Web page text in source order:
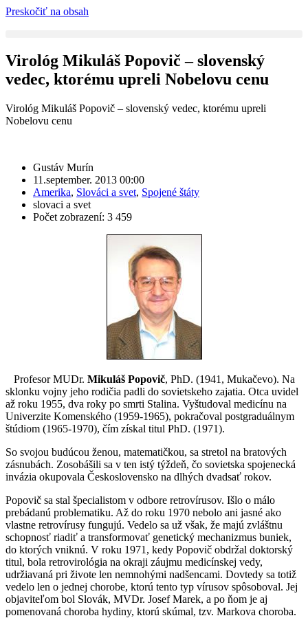
Preskočiť na obsah
Virológ Mikuláš Popovič – slovenský
vedec, ktorému upreli Nobelovu cenu
Virológ Mikuláš Popovič – slovenský vedec, ktorému upreli
Nobelovu cenu
Gustáv Murín
11.september. 2013 00:00
Amerika, Slováci a svet, Spojené štáty
slovaci a svet
Počet zobrazení: 3 459
Profesor MUDr. Mikuláš Popovič, PhD. (1941, Mukačevo). Na
sklonku vojny jeho rodičia padli do sovietskeho zajatia. Otca uvidel
až roku 1955, dva roky po smrti Stalina. Vyštudoval medicínu na
Univerzite Komenského (1959-1965), pokračoval postgraduálnym
štúdiom (1965-1970), čím získal titul PhD. (1971).
So svojou budúcou ženou, matematičkou, sa stretol na bratových
zásnubách. Zosobášili sa v ten istý týždeň, čo sovietska spojenecká
invázia okupovala Československo na dlhých dvadsať rokov.
Popovič sa stal špecialistom v odbore retrovírusov. Išlo o málo
prebádanú problematiku. Až do roku 1970 nebolo ani jasné ako
vlastne retrovírusy fungujú. Vedelo sa už však, že majú zvláštnu
schopnosť riadiť a transformovať genetický mechanizmus buniek,
do ktorých vniknú. V roku 1971, kedy Popovič obdržal doktorský
titul, bola retrovirológia na okraji záujmu medicínskej vedy,
udržiavaná pri živote len nemnohými nadšencami. Dovtedy sa totiž
vedelo len o jednej chorobe, ktorú tento typ vírusov spôsoboval. Jej
objaviteľom bol Slovák, MVDr. Josef Marek, a po ňom je aj
pomenovaná choroba hydiny, ktorú skúmal, tzv. Markova choroba.